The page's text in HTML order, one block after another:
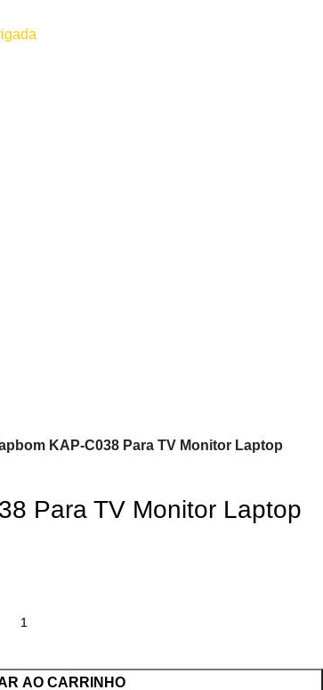
KAP-C038 Para TV Monitor Laptop
Para TV Monitor Laptop
AO CARRINHO